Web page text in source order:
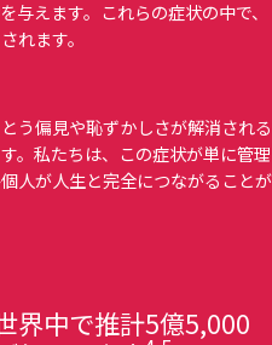
与えます。これらの症状の中で、
れます。
う偏見や恥ずかしさが解消される
。私たちは、この症状が単に管理
人が人生と完全につながることが
界中で推計5億5,000